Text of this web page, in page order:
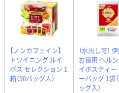
【ノンカフェイン】
トワイニング ルイ
ボス セレクション 1
箱（50バッグ入）
（水出し可）
お徳用 ヘル
イボスティー
ーバッグ 1袋
ッグ入）